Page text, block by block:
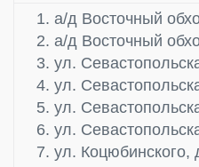
а/д Восточный
а/д Восточный
ул.
ул.
ул.
ул.
ул. Коцюбинского,